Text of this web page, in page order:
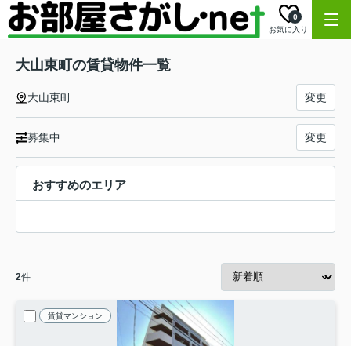
お気に入り
0
大山東町の賃貸物件一覧
大山東町 変更
募集中 変更
おすすめのエリア
2件
賃貸マンション